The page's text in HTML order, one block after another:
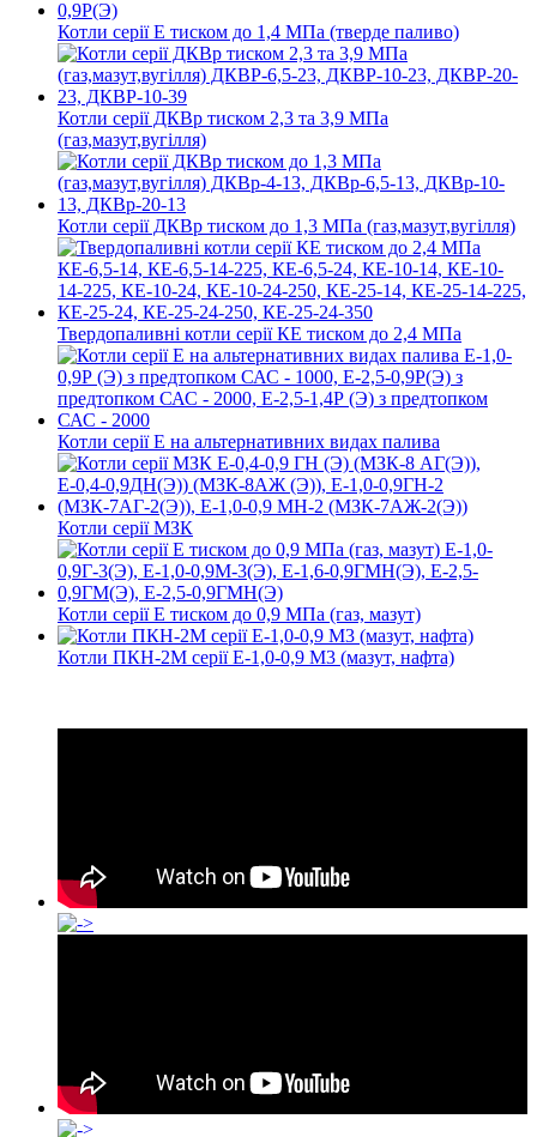
Котли серії Е тиском до 1,4 МПа (тверде паливо)
Котли серії ДКВр тиском 2,3 та 3,9 МПа
(газ,мазут,вугілля)
Котли серії ДКВр тиском до 1,3 МПа (газ,мазут,вугілля)
Твердопаливні котли серії КЕ тиском до 2,4 МПа
Котли серії Е на альтернативних видах палива
Котли серії МЗК
Котли серії Е тиском до 0,9 МПа (газ, мазут)
Котли ПКН-2М серії Е-1,0-0,9 М3 (мазут, нафта)